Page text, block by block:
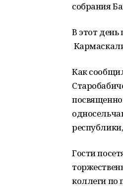
собрания
В этот день
Как
Гости
коллеги по